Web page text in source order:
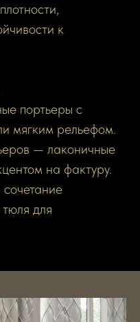
к
портьеры с
мягким рельефом.
— лаконичные
на фактуру.
для